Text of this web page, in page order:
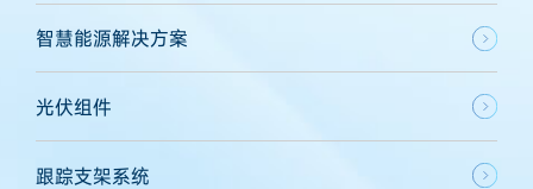
智慧能源解决方案
光伏组件
跟踪支架系统